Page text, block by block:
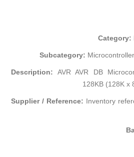
Category:
Subcategory:
Description: AVR AVR DB
128KB (128K x
Supplier / Reference: Inventory